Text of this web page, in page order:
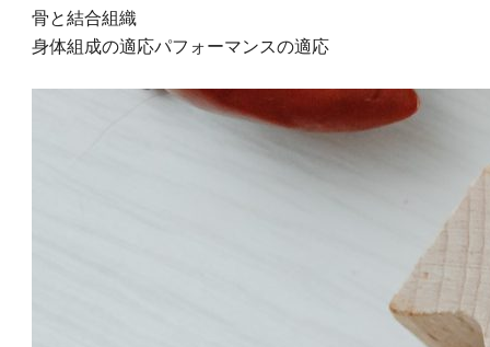
骨と結合組織
身体組成の適応パフォーマンスの適応